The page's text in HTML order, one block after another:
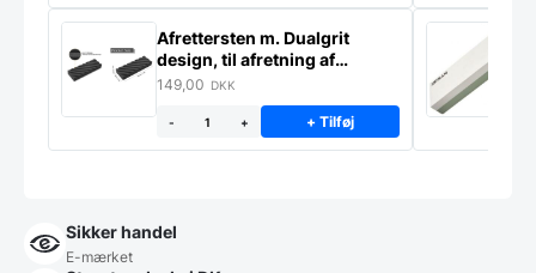
Afrettersten m. Dualgrit
design, til afretning af
slibesten
149,00 DKK
- + + Tilføj
Sikker handel
E-mærket